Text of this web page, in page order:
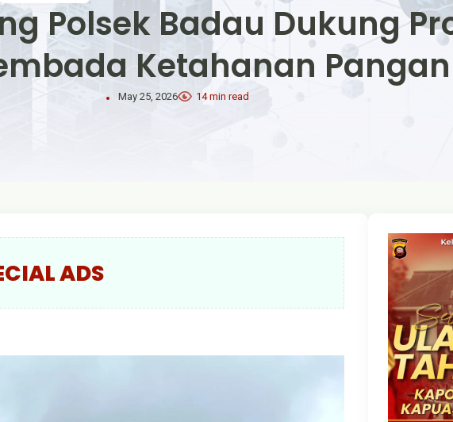
Polsek Badau Dukung
Ketahanan Pangan
May 25, 2026 14 min read
ADS